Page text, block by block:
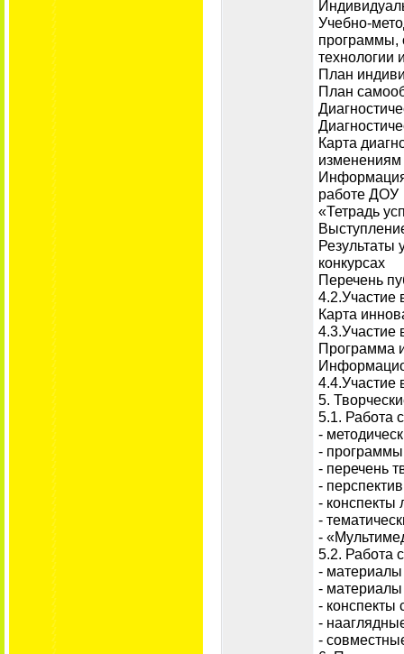
Учебно-
программы,
технологии
План
План
Карта
изменениям
Информация
работе ДОУ
«Тетрадь
Результаты
конкурсах
Перечень
4.2.Участие
Карта
Программа
4.4.Участие
5.
5.1. Работа
-
- программы
- перечень
-
- конспекты
-
-
5.2. Работа
- материалы
- материалы
- конспекты
-
-